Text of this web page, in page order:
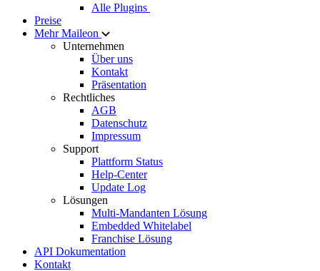
Alle Plugins
Preise
Mehr Maileon
Unternehmen
Über uns
Kontakt
Präsentation
Rechtliches
AGB
Datenschutz
Impressum
Support
Plattform Status
Help-Center
Update Log
Lösungen
Multi-Mandanten Lösung
Embedded Whitelabel
Franchise Lösung
API Dokumentation
Kontakt